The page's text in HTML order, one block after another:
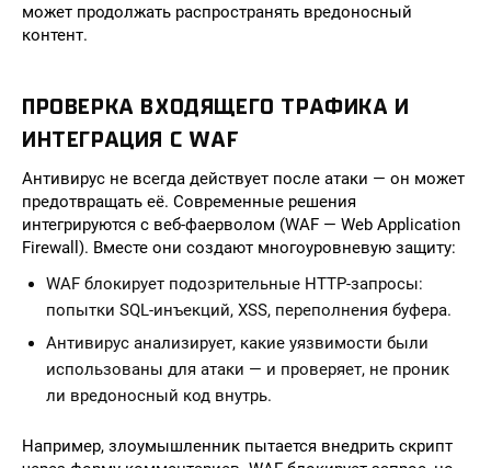
может продолжать распространять вредоносный
контент.
ПРОВЕРКА ВХОДЯЩЕГО ТРАФИКА И
ИНТЕГРАЦИЯ С WAF
Антивирус не всегда действует после атаки — он может
предотвращать её. Современные решения
интегрируются с веб-фаерволом (WAF — Web Application
Firewall). Вместе они создают многоуровневую защиту:
WAF блокирует подозрительные HTTP-запросы:
попытки SQL-инъекций, XSS, переполнения буфера.
Антивирус анализирует, какие уязвимости были
использованы для атаки — и проверяет, не проник
ли вредоносный код внутрь.
Например, злоумышленник пытается внедрить скрипт